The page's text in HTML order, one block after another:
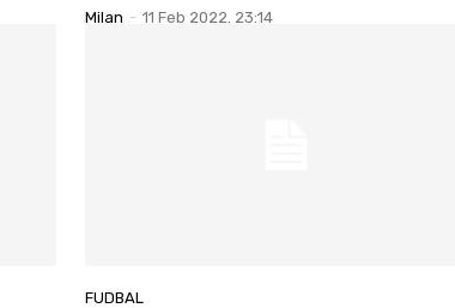
Milan - 11 Feb 2022. 23:14
FUDBAL